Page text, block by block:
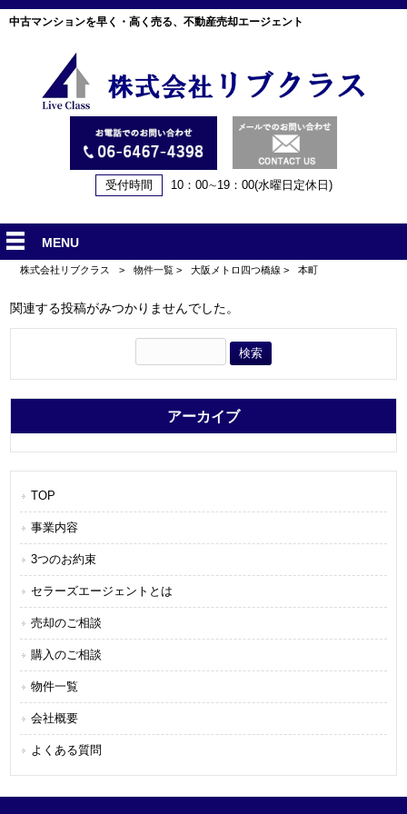
中古マンションを早く・高く売る、不動産売却エージェント
受付時間 10：00∼19：00(水曜日定休日)
MENU
株式会社リブクラス > 物件一覧 > 大阪メトロ四つ橋線 > 本町
関連する投稿がみつかりませんでした。
アーカイブ
TOP
事業内容
3つのお約束
セラーズエージェントとは
売却のご相談
購入のご相談
物件一覧
会社概要
よくある質問